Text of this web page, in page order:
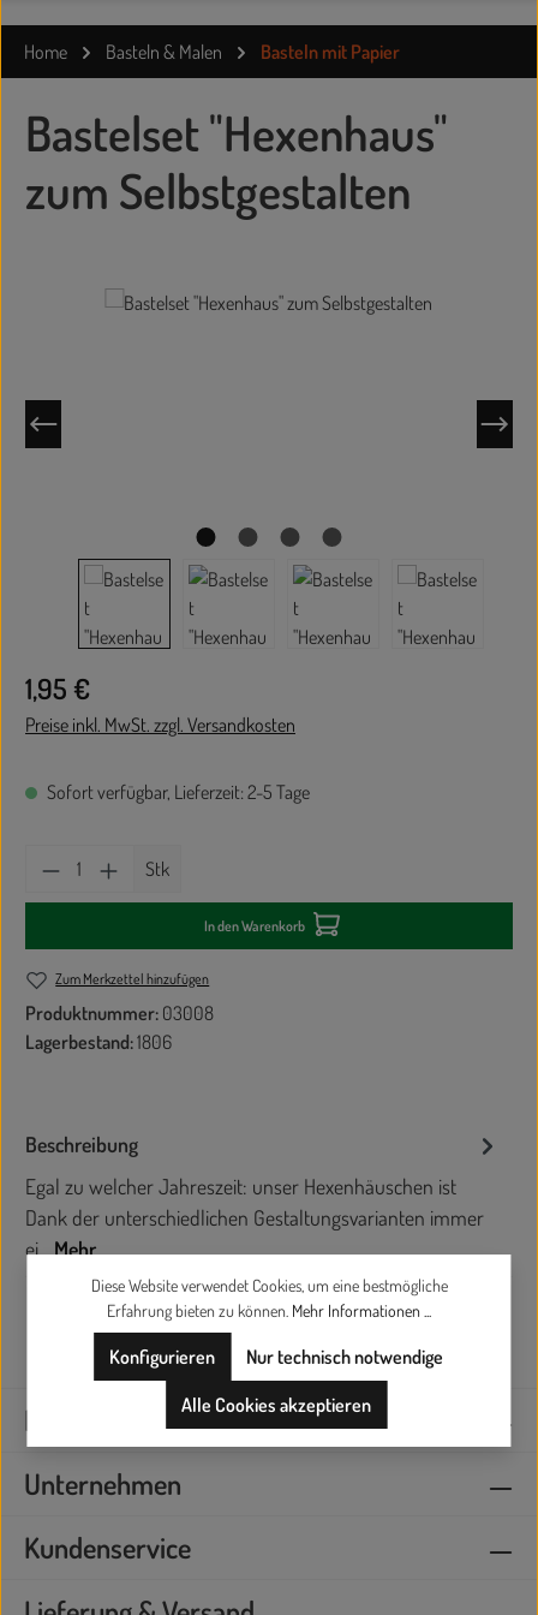
Home Basteln & Malen Basteln mit Papier
Bastelset "Hexenhaus"
zum Selbstgestalten
Bildergalerie überspringen
Regulärer Preis:
1,95 €
Preise inkl. MwSt. zzgl. Versandkosten
Sofort verfügbar, Lieferzeit: 2-5 Tage
Produkt Anzahl: Gib den gewünschten Wert ein
Stk
In den Warenkorb
Zum Merkzettel hinzufügen
Produktnummer: 03008
Lagerbestand:1806
Beschreibung
Egal zu welcher Jahreszeit: unser Hexenhäuschen ist
Dank der unterschiedlichen Gestaltungsvarianten immer
ei…Mehr
Kontaktieren Sie uns
Unternehmen
Kundenservice
Diese Website verwendet Cookies, um eine bestmögliche
Erfahrung bieten zu können. Mehr Informationen ...
Nur technisch notwendige
Konfigurieren
Alle Cookies akzeptieren